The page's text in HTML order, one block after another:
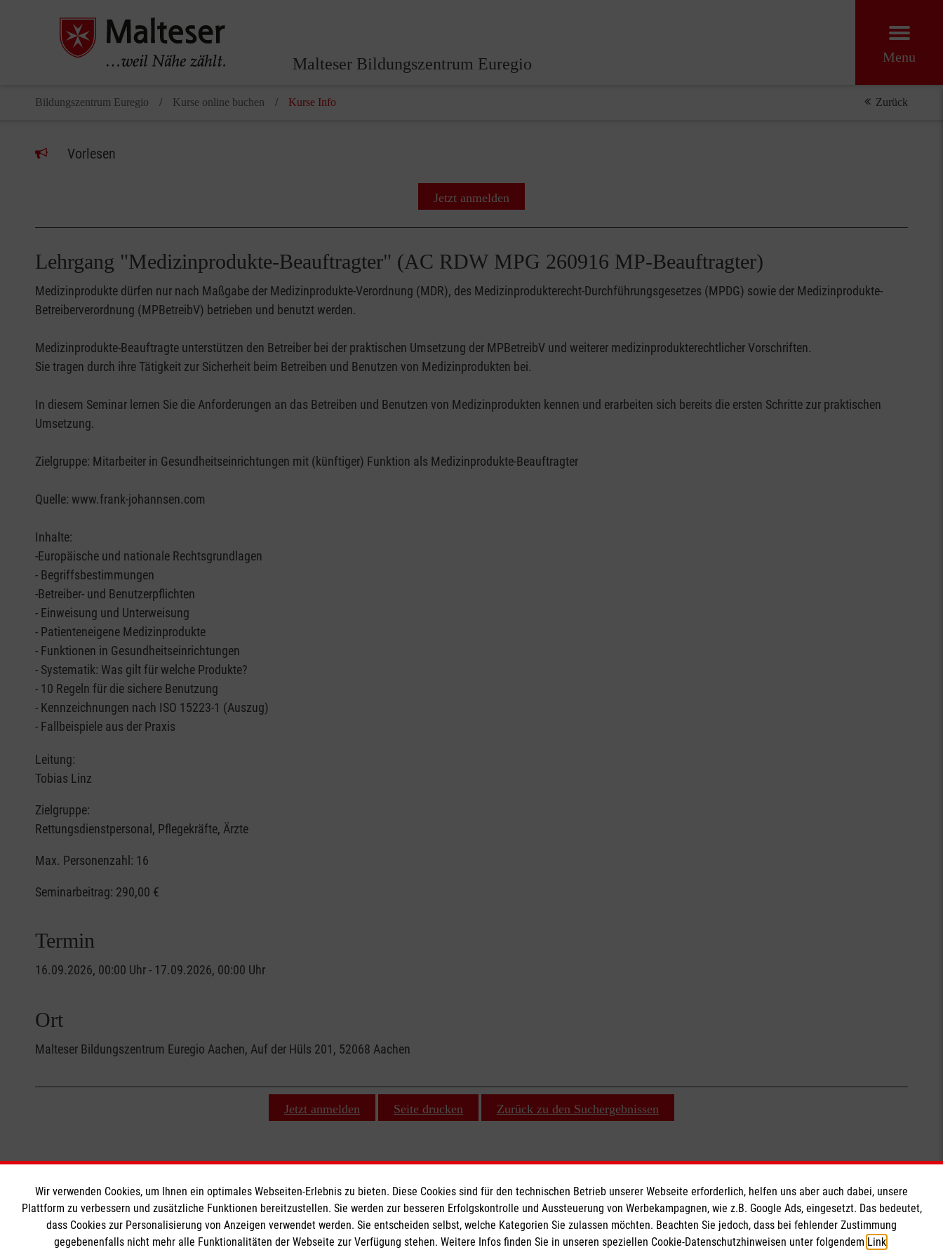
Malteser Bildungszentrum Euregio Menu
Bildungszentrum Euregio Kurse online buchen Kurse Info Zurück
Vorlesen
Jetzt anmelden
Lehrgang "Medizinprodukte-Beauftragter" (AC RDW MPG 260916 MP-Beauftragter)
Medizinprodukte dürfen nur nach Maßgabe der Medizinprodukte-Verordnung (MDR), des Medizinprodukterecht-Durchführungsgesetzes (MPDG) sowie der Medizinprodukte-
Betreiberverordnung (MPBetreibV) betrieben und benutzt werden.
Medizinprodukte-Beauftragte unterstützen den Betreiber bei der praktischen Umsetzung der MPBetreibV und weiterer medizinprodukterechtlicher Vorschriften.
Sie tragen durch ihre Tätigkeit zur Sicherheit beim Betreiben und Benutzen von Medizinprodukten bei.
In diesem Seminar lernen Sie die Anforderungen an das Betreiben und Benutzen von Medizinprodukten kennen und erarbeiten sich bereits die ersten Schritte zur praktischen
Umsetzung.
Zielgruppe: Mitarbeiter in Gesundheitseinrichtungen mit (künftiger) Funktion als Medizinprodukte-Beauftragter
Quelle: www.frank-johannsen.com
Inhalte:
-Europäische und nationale Rechtsgrundlagen
- Begriffsbestimmungen
-Betreiber- und Benutzerpflichten
- Einweisung und Unterweisung
- Patienteneigene Medizinprodukte
- Funktionen in Gesundheitseinrichtungen
- Systematik: Was gilt für welche Produkte?
- 10 Regeln für die sichere Benutzung
- Kennzeichnungen nach ISO 15223-1 (Auszug)
- Fallbeispiele aus der Praxis
Leitung:
Tobias Linz
Zielgruppe:
Rettungsdienstpersonal, Pflegekräfte, Ärzte
Max. Personenzahl: 16
Seminarbeitrag: 290,00 €
Termin
16.09.2026, 00:00 Uhr - 17.09.2026, 00:00 Uhr
Ort
Malteser Bildungszentrum Euregio Aachen, Auf der Hüls 201, 52068 Aachen
Jetzt anmelden Seite drucken Zurück zu den Suchergebnissen
MBZ Euregio
Kurse für Ärzte
Informationen
Kontakt
Malteser online
Malteserorden
Soziale Netzwerke
Wir verwenden Cookies, um Ihnen ein optimales Webseiten-Erlebnis zu bieten. Diese Cookies sind für den technischen Betrieb unserer Webseite erforderlich, helfen uns aber auch dabei, unsere
Plattform zu verbessern und zusätzliche Funktionen bereitzustellen. Sie werden zur besseren Erfolgskontrolle und Aussteuerung von Werbekampagnen, wie z.B. Google Ads, eingesetzt. Das bedeutet,
dass Cookies zur Personalisierung von Anzeigen verwendet werden. Sie entscheiden selbst, welche Kategorien Sie zulassen möchten. Beachten Sie jedoch, dass bei fehlender Zustimmung
gegebenenfalls nicht mehr alle Funktionalitäten der Webseite zur Verfügung stehen. Weitere Infos finden Sie in unseren speziellen Cookie-Datenschutzhinweisen unter folgendem Link